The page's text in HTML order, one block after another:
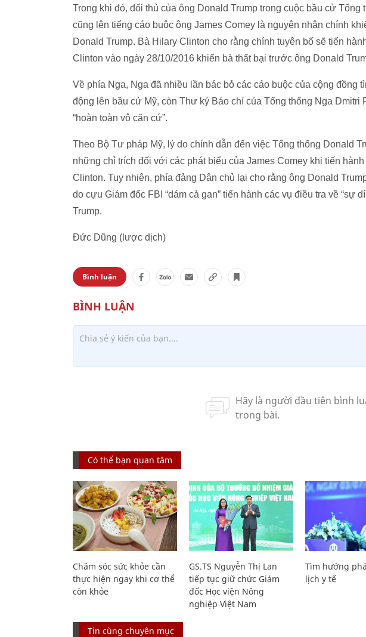
Trong khi đó, đối thủ của ông Donald Trump trong cuộc bầu cử Tổng
cũng lên tiếng cáo buộc ông James Comey là nguyên nhân chính
Donald Trump. Bà Hilary Clinton cho rằng chính tuyên bố sẽ tiến
Clinton vào ngày 28/10/2016 khiến bà thất bại trước ông Donald
Về phía Nga, Nga đã nhiều lần bác bỏ các cáo buộc của cộng đồng
động lên bầu cử Mỹ, còn Thư ký Báo chí của Tổng thống Nga Dmitri
“hoàn toàn vô căn cứ”.
Theo Bộ Tư pháp Mỹ, lý do chính dẫn đến việc Tổng thống Donald
những chỉ trích đối với các phát biểu của James Comey khi tiến
Clinton. Tuy nhiên, phía đảng Dân chủ lại cho rằng ông Donald
do cựu Giám đốc FBI “dám cả gan” tiến hành các vụ điều tra về “sự
Trump.
Đức Dũng (lược dịch)
Bình luận
Có thể bạn quan tâm
Chăm sóc sức khỏe cần
thực hiện ngay khi cơ thể
còn khỏe
GS.TS Nguyễn Thị Lan
tiếp tục giữ chức Giám
đốc Học viện Nông
nghiệp Việt Nam
Tìm hướng
lịch y tế
Tin cùng chuyên mục